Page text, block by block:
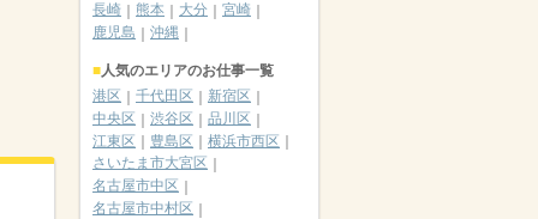
長崎
熊本 大分
宮崎
鹿児島
沖縄
人気のエリアのお仕事一覧
港区
千代田区
新宿区
中央区
渋谷区
品川区
江東区
豊島区
横浜市西区
さいたま市大宮区
名古屋市中区
名古屋市中村区